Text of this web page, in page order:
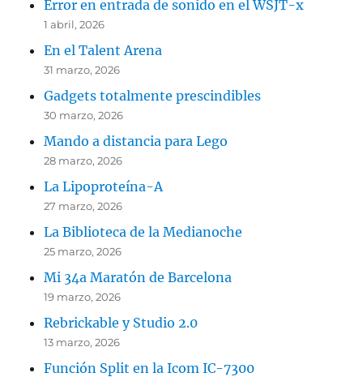
Error en entrada de sonido en el WSJT-x
1 abril, 2026
En el Talent Arena
31 marzo, 2026
Gadgets totalmente prescindibles
30 marzo, 2026
Mando a distancia para Lego
28 marzo, 2026
La Lipoproteína-A
27 marzo, 2026
La Biblioteca de la Medianoche
25 marzo, 2026
Mi 34a Maratón de Barcelona
19 marzo, 2026
Rebrickable y Studio 2.0
13 marzo, 2026
Función Split en la Icom IC-7300